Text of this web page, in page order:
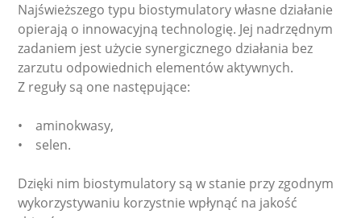
Najświeższego typu biostymulatory własne działanie
opierają o innowacyjną technologię. Jej nadrzędnym
zadaniem jest użycie synergicznego działania bez
zarzutu odpowiednich elementów aktywnych.
Z reguły są one następujące:
• aminokwasy,
• selen.
Dzięki nim biostymulatory są w stanie przy zgodnym
wykorzystywaniu korzystnie wpłynąć na jakość